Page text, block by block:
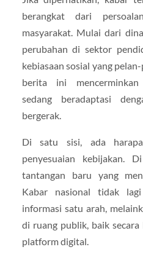
berangkat dari
masyarakat. Mulai dari
perubahan di sektor
kebiasaan sosial yang
berita ini mencerminkan
sedang beradaptasi
bergerak.
Di satu sisi, ada
penyesuaian kebijakan.
tantangan baru yang
Kabar nasional tidak
informasi satu arah,
di ruang publik, baik
platform digital.